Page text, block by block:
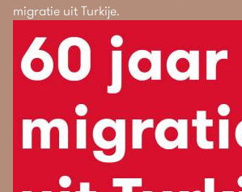
migratie uit Turkije.